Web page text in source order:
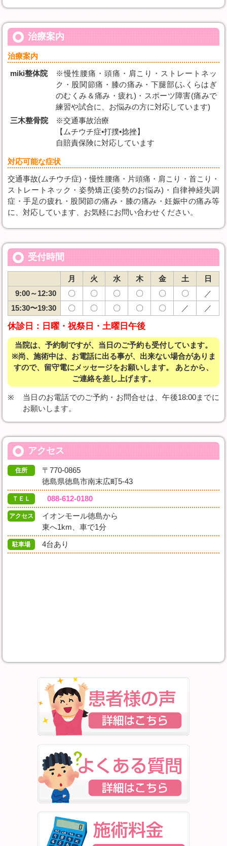
治療案内
治療案内
miki整体院
※慢性腰痛・頭痛・肩こり・ストレートネッ
ク・股関節痛・膝の痛み・下腿部(ふくらはぎ
のむくみ＆痛み・疲れ)・スポーツ障害(痛みで
練習や試合に、お悩みの方に対応しています)
三木整骨院
※交通事故治療
【ムチウチ症•打撲•捻挫】
自賠責保険に対応しています
対応可能な症状
交通事故(ムチウチ症)・慢性腰痛・片頭痛・肩こり・首こり・
ストレートネック・姿勢矯正(姿勢のお悩み)・自律神経失調
症・手足の疲れ・股関節の痛み・膝の痛み・妊娠中の痛み等
に、対応しています、お気軽にお問い合わせください。
受付時間
月 火 水 木 金 土
日
9:00～12:30
〇 〇 〇 〇 〇 〇
／
15:30〜19:30
〇 〇 〇 〇 〇 ／ ／
休診日： 日曜・祝祭日・土曜日午後
当院は、予約制ですが、当日のご予約も受付しています。
※尚、施術中は、お電話に出る事が、出来ない場合がありま
すので、留守電にメッセージをお願いします。 あとから、
ご連絡を差し上げます。
当日のお電話でのご予約・お問合せは、午後18:00までに
お願いします。
アクセス
住所
〒770-0865
徳島県徳島市南末広町5-43
ＴＥＬ 088-612-0180
アクセス
イオンモール徳島から
東へ1km、車で1分
駐車場 4台あり